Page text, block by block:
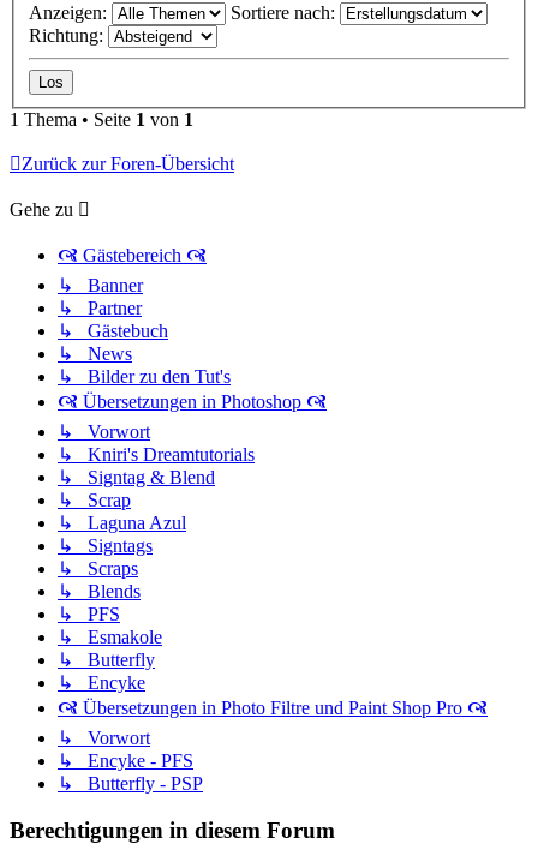
Anzeigen:
Sortiere nach:
Richtung:
1 Thema • Seite 1 von 1
Zurück zur Foren-Übersicht
Gehe zu
🙧 Gästebereich 🙧
↳ Banner
↳ Partner
↳ Gästebuch
↳ News
↳ Bilder zu den Tut's
🙧 Übersetzungen in Photoshop 🙧
↳ Vorwort
↳ Kniri's Dreamtutorials
↳ Signtag & Blend
↳ Scrap
↳ Laguna Azul
↳ Signtags
↳ Scraps
↳ Blends
↳ PFS
↳ Esmakole
↳ Butterfly
↳ Encyke
🙧 Übersetzungen in Photo Filtre und Paint Shop Pro 🙧
↳ Vorwort
↳ Encyke - PFS
↳ Butterfly - PSP
Berechtigungen in diesem Forum